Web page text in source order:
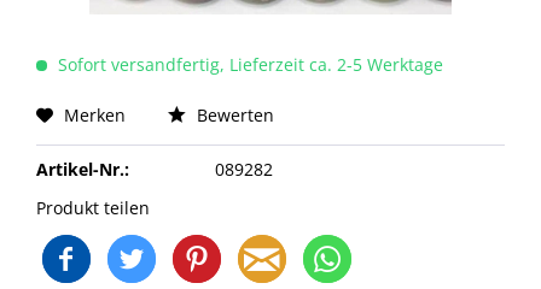
Sofort versandfertig, Lieferzeit ca. 2-5 Werktage
Merken Bewerten
Artikel-Nr.:
089282
Produkt teilen